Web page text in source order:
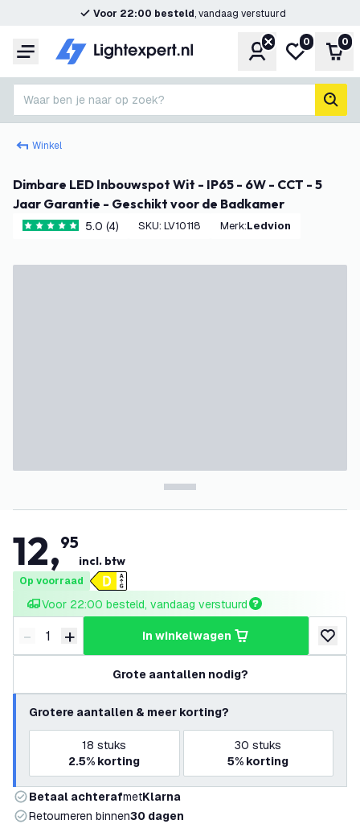
Voor 22:00 besteld, vandaag verstuurd
Menu Account
Mijn
0 0
Waar ben je naar op zoek?
Winkel
Dimbare LED Inbouwspot Wit - IP65 - 6W - CCT - 5
Jaar Garantie - Geschikt voor de Badkamer
5 score sterren5.0 (4) SKU: LV10118 Merk: Ledvion
12,95
incl. btw
Op voorraad
Voor 22:00 besteld, vandaag verstuurd
Verminder hoeveelheid
- Verhoog hoeveelheid
+ in winkelwagen
Grote aantallen nodig?
Grotere aantallen & meer korting?
18 stuks
2.5% korting
30 stuks
5% korting
Betaal achterafmetKlarna
Retourneren binnen30 dagen